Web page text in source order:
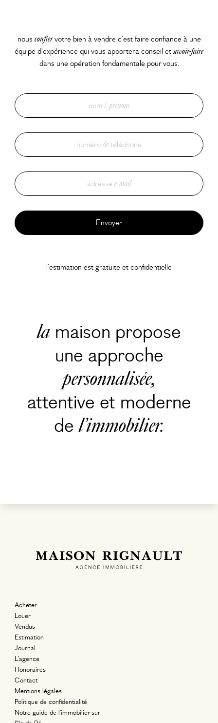
nous confiervotre bien à vendre c’est faire confiance à une
équipe d’expérience qui vous apportera conseil etsavoir-faire
dans une opération fondamentale pour vous.
nom / prénom
numéro de téléphone
adresse e-mail
l’estimation est gratuite et confidentielle
la maison propose
une approche
personnalisée,
attentive et moderne
del’immobilier.
Acheter
Louer
Vendus
Estimation
Journal
L’agence
Honoraires
Contact
Mentions légales
Politique de confidentialité
Notre guide de l’immobilier sur